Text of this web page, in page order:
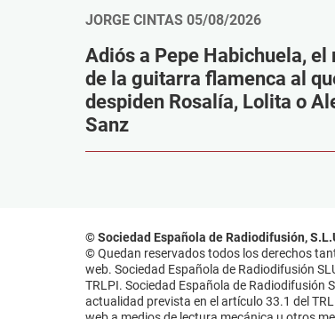
JORGE CINTAS 05/08/2026
Adiós a Pepe Habichuela, el
de la guitarra flamenca al
despiden Rosalía, Lolita o
Sanz
© Sociedad Española de Radiodifusión,
© Quedan reservados todos los derechos
web. Sociedad Española de Radiodifusión
TRLPI. Sociedad Española de Radiodifusión
actualidad prevista en el artículo 33.1 del